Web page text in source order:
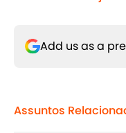
Add us as a
Assuntos